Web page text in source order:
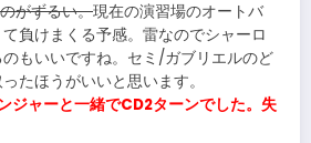
がずるい。現在の演習場のオートバ
負けまくる予感。雷なのでシャーロ
もいいですね。セミ/ガブリエルのど
たほうがいいと思います。
ジャーと一緒でCD2ターンでした。失